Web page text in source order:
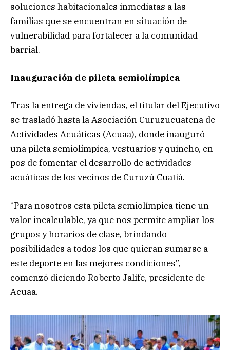
soluciones habitacionales inmediatas a las
familias que se encuentran en situación de
vulnerabilidad para fortalecer a la comunidad
barrial.
Inauguración de pileta semiolímpica
Tras la entrega de viviendas, el titular del Ejecutivo
se trasladó hasta la Asociación Curuzucuateña de
Actividades Acuáticas (Acuaa), donde inauguró
una pileta semiolímpica, vestuarios y quincho, en
pos de fomentar el desarrollo de actividades
acuáticas de los vecinos de Curuzú Cuatiá.
“Para nosotros esta pileta semiolímpica tiene un
valor incalculable, ya que nos permite ampliar los
grupos y horarios de clase, brindando
posibilidades a todos los que quieran sumarse a
este deporte en las mejores condiciones”,
comenzó diciendo Roberto Jalife, presidente de
Acuaa.